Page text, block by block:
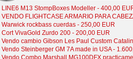
LINE6 M13 StompBoxes Modeller - 400,00
VENDO FLIGHTCASE ARMARIO PARA
Warwick rockbass cuerdas - 250,00 EUR
Cort VivaGold Zurdo 200 - 200,00 EUR
Vendo cambio Gibson Les Paul Custom
Vendo Steinberger GM 7A made in USA -
Vendo Combo Marshall MG100DFX